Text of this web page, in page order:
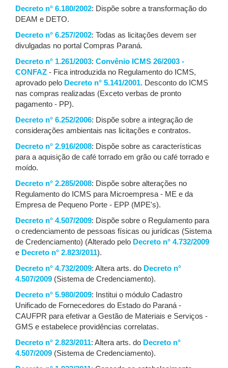
Decreto n° 6.180/2002: Dispõe sobre a transformação do
DEAM e DETO.
Decreto n° 6.257/2002: Todas as licitações devem ser
divulgadas no portal Compras Paraná.
Decreto n° 1.261/2003: Convênio ICMS 26/2003 -
CONFAZ - Fica introduzida no Regulamento do ICMS,
aprovado pelo Decreto n° 5.141/2001. Desconto do ICMS
nas compras realizadas (Exceto verbas de pronto
pagamento - PP).
Decreto n° 6.252/2006: Dispõe sobre a integração de
considerações ambientais nas licitações e contratos.
Decreto n° 2.916/2008: Dispõe sobre as características
para a aquisição de café torrado em grão ou café torrado e
moído.
Decreto n° 2.285/2008: Dispõe sobre alterações no
Regulamento do ICMS para Microempresa - ME e da
Empresa de Pequeno Porte - EPP (MPE's).
Decreto n° 4.507/2009: Dispõe sobre o Regulamento para
o credenciamento de pessoas físicas ou jurídicas (Sistema
de Credenciamento) (Alterado pelo Decreto n° 4.732/2009
e Decreto n° 2.823/2011).
Decreto n° 4.732/2009: Altera arts. do Decreto n°
4.507/2009 (Sistema de Credenciamento).
Decreto n° 5.980/2009: Institui o módulo Cadastro
Unificado de Fornecedores do Estado do Paraná -
CAUFPR para efetivar a Gestão de Materiais e Serviços -
GMS e estabelece providências correlatas.
Decreto n° 2.823/2011: Altera arts. do Decreto n°
4.507/2009 (Sistema de Credenciamento).